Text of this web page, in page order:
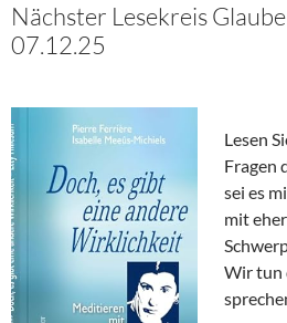
Nächster Lesekreis
07.12.25
Lesen
Fragen
sei es
mit
Wir tun